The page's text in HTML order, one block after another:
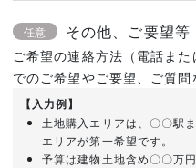
任意 その他、ご要望等
ご希望の連絡方法（電話ま
でのご希望やご要望、ご質問
【入力例】
土地購入エリアは、〇〇駅
エリアが第一希望です。
予算は建物土地含め〇〇万